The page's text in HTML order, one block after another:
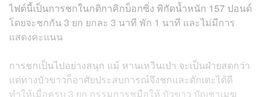
ไฟต์นี้เป็นการชกในกติกาคิกบ็อกซิ่ง พิกัดน้ำหนัก 157 ปอนด์
โดยจะชกกัน 3 ยก ยกละ 3 นาที พัก 1 นาที และไม่มีการ
แสดงคะแนน
การชกเป็นไปอย่างสนุก แม้ หานเหวินเป่า จะเป็นฝ่ายสดกว่า
แต่ทางบัวขาวก็อาศัยประสบการณ์จึงชกและดักเตะได้ดี
ทำให้เมื่อครบ 3 ยก กรรมการชูมือให้ บัวขาว บัญชาเมฆ